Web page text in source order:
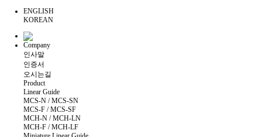
ENGLISH
KOREAN
Company
인사말
인증서
오시는길
Product
Linear Guide
MCS-N / MCS-SN
MCS-F / MCS-SF
MCH-N / MCH-LN
MCH-F / MCH-LF